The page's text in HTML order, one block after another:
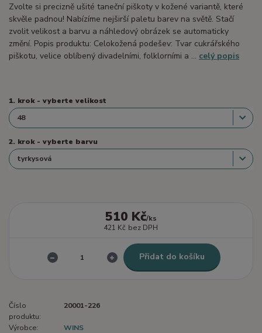
Zvolte si precizně ušité taneční piškoty v kožené variantě, které
skvěle padnou! Nabízíme nejširší paletu barev na světě. Stačí
zvolit velikost a barvu a náhledový obrázek se automaticky
změní. Popis produktu: Celokožená podešev: Tvar cukrářského
piškotu, velice oblíbený divadelními, folklorními a ... celý popis
1. krok - vyberte velikost
2. krok - vyberte barvu
510 Kč/ks
421 Kč bez DPH
Přidat do košíku
Číslo
produktu:
20001-226
Výrobce:
WINS